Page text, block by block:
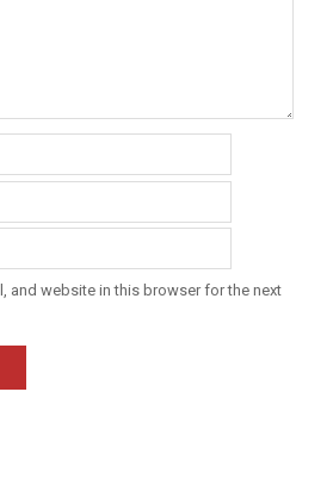
and website in this browser for the next